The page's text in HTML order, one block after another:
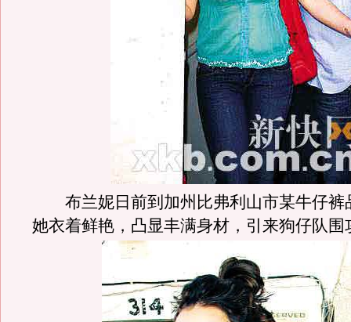
布兰妮日前到加州比弗利山市某牛仔裤
她衣着鲜艳，凸显丰满身材，引来狗仔队围